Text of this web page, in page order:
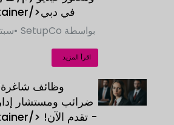
في دبي</trp-post-container
بواسطة SetupCo
اقرأ المزيد
وظائف
ضرائب ومستشار
- تقدم الآن! </trp-post-container